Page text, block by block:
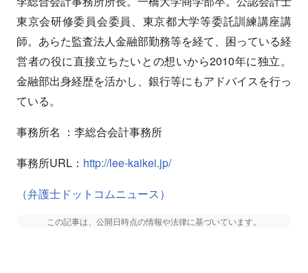
東京会研修委員会委員、東京都大学等委託訓練講座講
師。あらた監査法人金融部勤務等を経て、困っている経
営者の役に直接立ちたいとの想いから2010年に独立。
金融部出身経歴を活かし、銀行等にもアドバイスを行っ
ている。
事務所名 ：李総合会計事務所
事務所URL： http://lee-kaikei.jp/
（弁護士ドットコムニュース）
この記事は、公開日時点の情報や法律に基づいています。